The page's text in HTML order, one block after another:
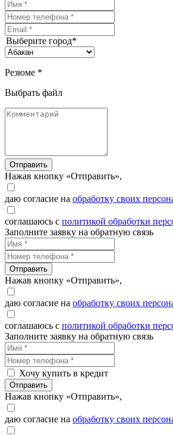
Выберите город*
Резюме *
Выбрать файл
Отправить
Нажав кнопку «Отправить»,
даю согласие на обработку своих
соглашаюсь с политикой обработки
Заполните заявку на обратную связь
Отправить
Нажав кнопку «Отправить»,
даю согласие на обработку своих
соглашаюсь с политикой обработки
Заполните заявку на обратную связь
Хочу купить в кредит
Отправить
Нажав кнопку «Отправить»,
даю согласие на обработку своих